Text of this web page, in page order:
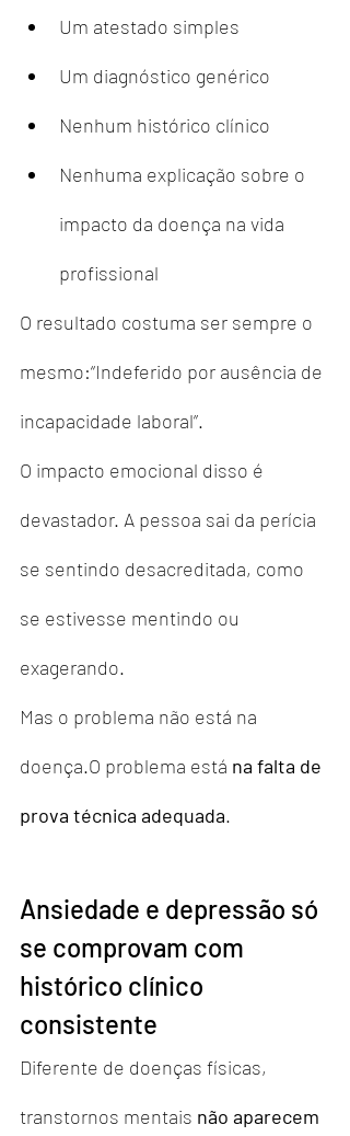
Um atestado simples
Um diagnóstico genérico
Nenhum histórico clínico
Nenhuma explicação sobre o
impacto da doença na vida
profissional
O resultado costuma ser sempre o
mesmo:“Indeferido por ausência de
incapacidade laboral”.
O impacto emocional disso é
devastador. A pessoa sai da perícia
se sentindo desacreditada, como
se estivesse mentindo ou
exagerando.
Mas o problema não está na
doença.O problema está na falta de
prova técnica adequada.
Ansiedade e depressão só
se comprovam com
histórico clínico
consistente
Diferente de doenças físicas,
transtornos mentais não aparecem